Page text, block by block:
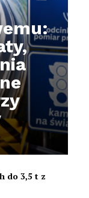
do 3,5 t z